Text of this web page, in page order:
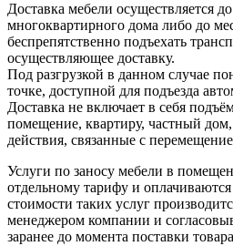
Доставка мебели осуществляется
многоквартирного дома либо до
беспрепятственно подъехать
осуществляющее доставку.
Под разгрузкой в данном случае
точке, доступной для подъезда
Доставка не включает в себя
помещение, квартиру, частный
действия, связанные с
Услуги по заносу мебели в
отдельному тарифу и
стоимости таких услуг
менеджером компании и
заранее до момента поставки